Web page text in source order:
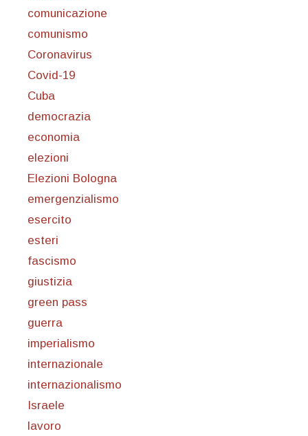
comunicazione
comunismo
Coronavirus
Covid-19
Cuba
democrazia
economia
elezioni
Elezioni Bologna
emergenzialismo
esercito
esteri
fascismo
giustizia
green pass
guerra
imperialismo
internazionale
internazionalismo
Israele
lavoro